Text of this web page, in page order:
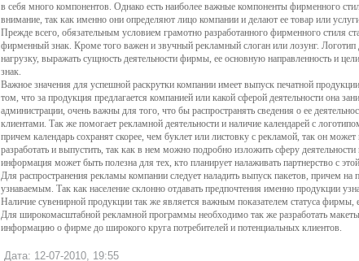
в себя много компонентов. Однако есть наиболее важные компоненты фирменного
внимание, так как именно они определяют лицо компании и делают ее товар или
Прежде всего, обязательным условием грамотно разработанного фирменного стиля
фирменный знак. Кроме того важен и звучный рекламный слоган или лозунг.
нагрузку, выражать сущность деятельности фирмы, ее основную направленность и
знак.
Важное значения для успешной раскрутки компании имеет выпуск печатной
том, что за продукция предлагается компанией или какой сферой деятельности она
администрации, очень важны для того, что бы распространять сведения о ее
клиентами. Так же помогает рекламной деятельности и наличие календарей с
причем календарь сохранят скорее, чем буклет или листовку с рекламой, так он
разработать и выпустить, так как в нем можно подробно изложить сферу
информация может быть полезна для тех, кто планирует налаживать партнерство с
Для распространения рекламы компании следует наладить выпуск пакетов, причем
узнаваемым. Так как население склонно отдавать предпочтения именно продукции
Наличие сувенирной продукции так же является важным показателем статуса фирмы,
Для широкомасштабной рекламной программы необходимо так же разработать
информацию о фирме до широкого круга потребителей и потенциальных клиентов.
Дата: 12-07-2010, 19:55